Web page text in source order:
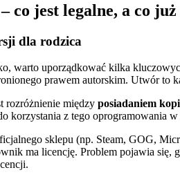
co jest legalne, a co
dla rodzica
warto uporządkować kilka
prawem autorskim. Utwór to
rozróżnienie między posiadaniem
korzystania z tego oprogramowania
sklepu (np. Steam, GOG,
ma licencję. Problem pojawia się,